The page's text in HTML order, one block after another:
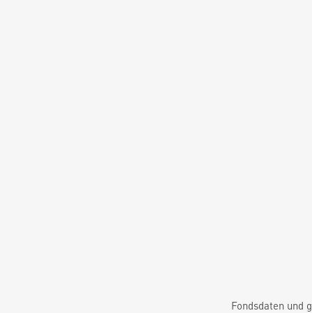
Fondsdaten und